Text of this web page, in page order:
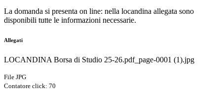
La domanda si presenta on line: nella locandina allegata sono
disponibili tutte le informazioni necessarie.
Allegati
LOCANDINA Borsa di Studio 25-26.pdf_page-0001 (1).jpg
File JPG
Contatore click: 70